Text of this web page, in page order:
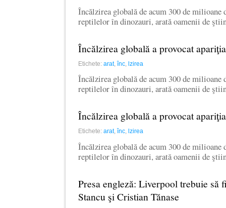
Încălzirea globală de acum 300 de milioane
reptilelor în dinozauri, arată oamenii de
Încălzirea globală a provocat
Etichete: arat, înc lzirea
Încălzirea globală de acum 300 de milioane
reptilelor în dinozauri, arată oamenii de
Încălzirea globală a provocat
Etichete: arat, înc lzirea
Încălzirea globală de acum 300 de milioane
reptilelor în dinozauri, arată oamenii de
Presa engleză: Liverpool trebuie să
Stancu şi Cristian Tănase